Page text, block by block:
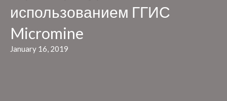
использованием ГГИС
Micromine
January 16, 2019